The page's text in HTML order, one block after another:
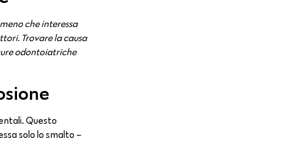
che interessa
Trovare la causa
odontoiatriche
Questo
solo lo smalto –